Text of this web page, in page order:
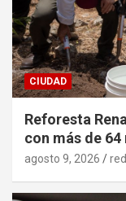
CIUDAD
Reforesta
con más de
agosto 9, 2026